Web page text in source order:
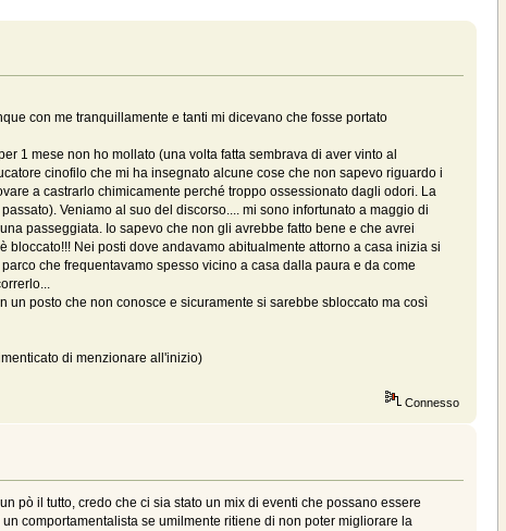
con me tranquillamente e tanti mi dicevano che fosse portato
1 mese non ho mollato (una volta fatta sembrava di aver vinto al
cinofilo che mi ha insegnato alcune cose che non sapevo riguardo i
a castrarlo chimicamente perché troppo ossessionato dagli odori. La
Veniamo al suo del discorso.... mi sono infortunato a maggio di
passeggiata. Io sapevo che non gli avrebbe fatto bene e che avrei
Nei posti dove andavamo abitualmente attorno a casa inizia si
che frequentavamo spesso vicino a casa dalla paura e da come
posto che non conosce e sicuramente si sarebbe sbloccato ma così
di menzionare all'inizio)
Connesso
pò il tutto, credo che ci sia stato un mix di eventi che possano essere
comportamentalista se umilmente ritiene di non poter migliorare la